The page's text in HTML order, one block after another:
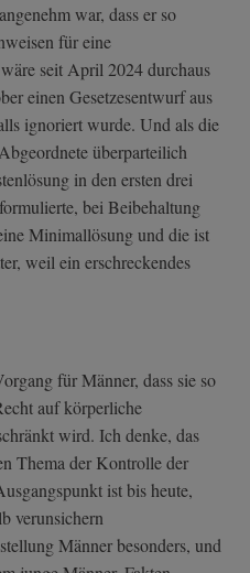
war, dass er so
für eine
seit April 2024 durchaus
einen Gesetzesentwurf aus
ignoriert wurde. Und als die
überparteilich
in den ersten drei
bei Beibehaltung
Minimallösung und die ist
weil ein erschreckendes
für Männer, dass sie so
auf körperliche
wird. Ich denke, das
Thema der Kontrolle der
ist bis heute,
verunsichern
Männer besonders, und